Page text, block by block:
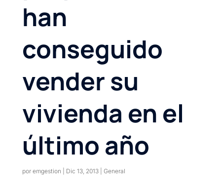
han
conseguido
vender su
vivienda en el
último año
por emgestion Dic 13, 2013| General